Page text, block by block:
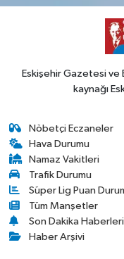
Eskişehir Gazetesi ve
kaynağı
Nöbetçi Eczaneler
Hava Durumu
Namaz Vakitleri
Trafik Durumu
Süper Lig Puan
Tüm Manşetler
Son Dakika Haberleri
Haber Arşivi